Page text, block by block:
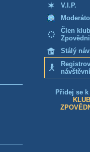
V.I.P.
Člen
Stálý
Přidej se k
KLUB